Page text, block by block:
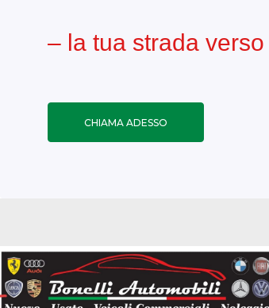
– la tua strada
CHIAMA ADESSO